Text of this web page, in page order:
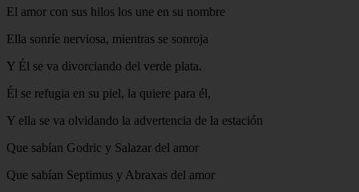
El amor con sus hilos los une en su nombre
Ella sonríe nerviosa, mientras se sonroja
Y Él se va divorciando del verde plata.
Él se refugia en su piel, la quiere para él,
Y ella se va olvidando la advertencia de la estación
Que sabían Godric y Salazar del amor
Que sabían Septimus y Abraxas del amor